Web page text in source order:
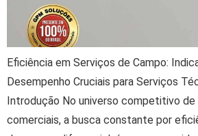
Eficiência em Serviços de Campo:
Desempenho Cruciais para Serviços
Introdução No universo competitivo
comerciais, a busca constante por